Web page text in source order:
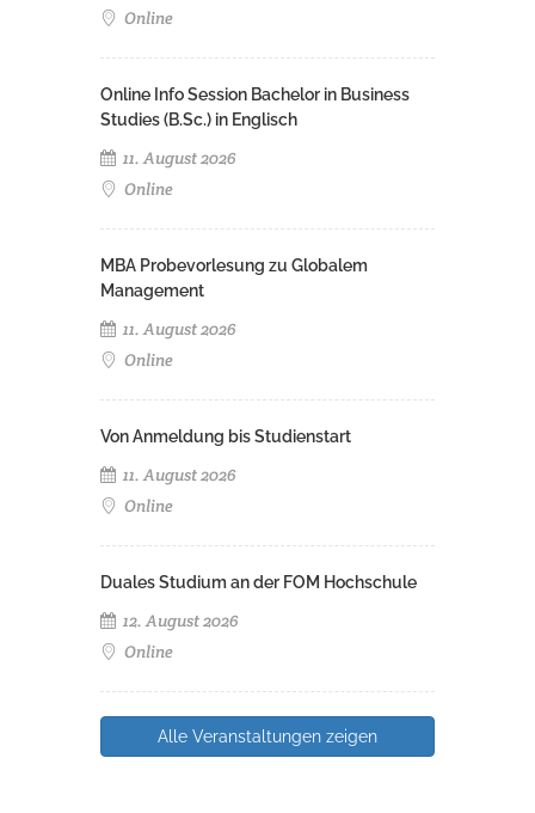
Online
Online Info Session Bachelor in Business
Studies (B.Sc.) in Englisch
11. August 2026
Online
MBA Probevorlesung zu Globalem
Management
11. August 2026
Online
Von Anmeldung bis Studienstart
11. August 2026
Online
Duales Studium an der FOM Hochschule
12. August 2026
Online
Alle Veranstaltungen zeigen